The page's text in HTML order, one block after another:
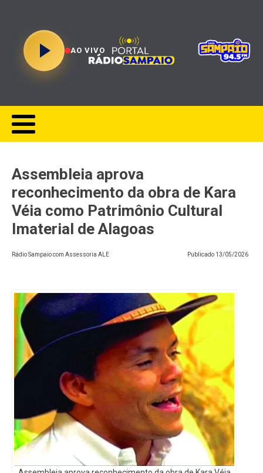
AO VIVO
Assembleia aprova
reconhecimento da obra de Kara
Véia como Patrimônio Cultural
Imaterial de Alagoas
Rádio Sampaio com Assessoria ALE Publicado 13/05/2026